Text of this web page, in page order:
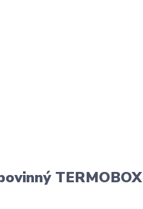
TERMOBOX